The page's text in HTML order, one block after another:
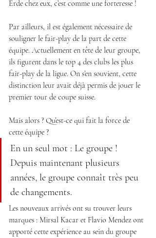
Erde chez eux, c’est comme une forteresse !
Par ailleurs, il est également nécessaire de
souligner le fair-play de la part de cette
équipe. Actuellement en tête de leur groupe,
ils figurent dans le top 4 des clubs les plus
fair-play de la ligue. On s’en souvient, cette
distinction leur avait déjà permis de jouer le
premier tour de coupe suisse.
Mais alors ? Qu’est-ce qui fait la force de
cette équipe ?
En un seul mot : Le groupe !
Depuis maintenant plusieurs
années, le groupe connaît très peu
de changements.
Les nouveaux arrivés ont su trouver leurs
marques : Mirsal Kacar et Flavio Mendez ont
apporté cette expérience au sein du groupe